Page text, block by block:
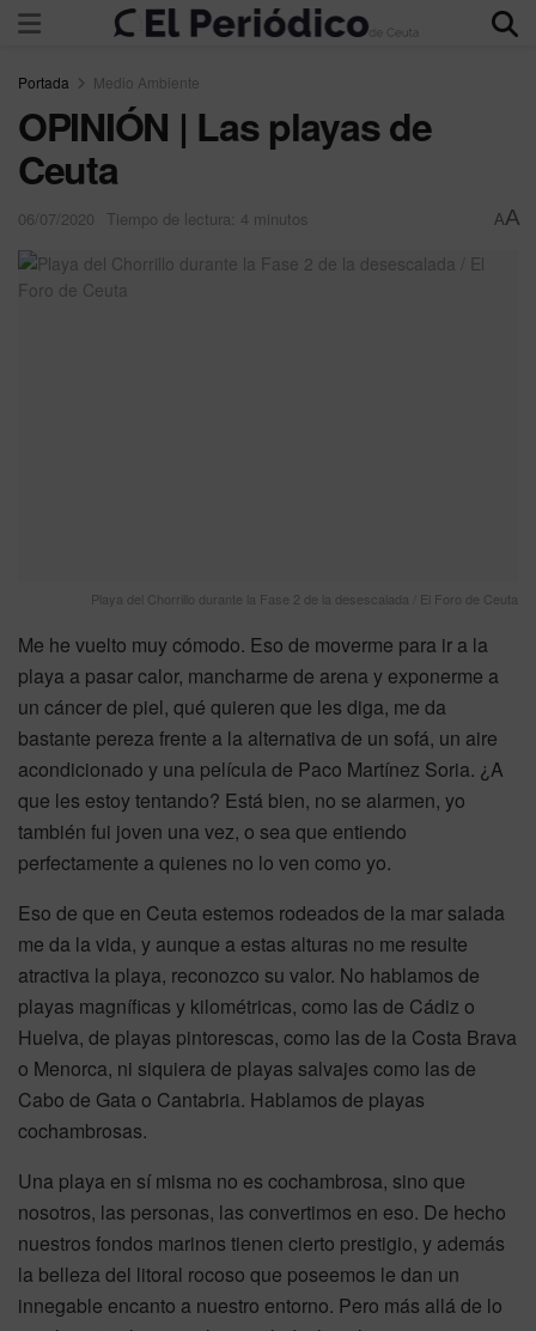
Portada Medio Ambiente
OPINIÓN | Las playas de
Ceuta
06/07/2020 Tiempo de lectura: 4 minutos AA
Playa del Chorrillo durante la Fase 2 de la desescalada / El Foro de Ceuta
Me he vuelto muy cómodo. Eso de moverme para ir a la
playa a pasar calor, mancharme de arena y exponerme a
un cáncer de piel, qué quieren que les diga, me da
bastante pereza frente a la alternativa de un sofá, un aire
acondicionado y una película de Paco Martínez Soria. ¿A
que les estoy tentando? Está bien, no se alarmen, yo
también fui joven una vez, o sea que entiendo
perfectamente a quienes no lo ven como yo.
Eso de que en Ceuta estemos rodeados de la mar salada
me da la vida, y aunque a estas alturas no me resulte
atractiva la playa, reconozco su valor. No hablamos de
playas magníficas y kilométricas, como las de Cádiz o
Huelva, de playas pintorescas, como las de la Costa Brava
o Menorca, ni siquiera de playas salvajes como las de
Cabo de Gata o Cantabria. Hablamos de playas
cochambrosas.
Una playa en sí misma no es cochambrosa, sino que
nosotros, las personas, las convertimos en eso. De hecho
nuestros fondos marinos tienen cierto prestigio, y además
la belleza del litoral rocoso que poseemos le dan un
innegable encanto a nuestro entorno. Pero más allá de lo